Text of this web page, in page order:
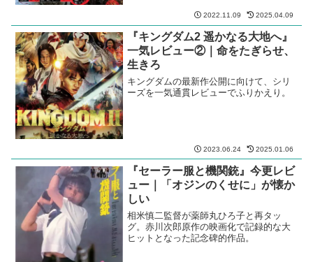
2022.11.09 2025.04.09
『キングダム2 遥かなる大地へ』
一気レビュー②｜命をたぎらせ、
生きろ
キングダムの最新作公開に向けて、シリ
ーズを一気通貫レビューでふりかえり。
2023.06.24 2025.01.06
『セーラー服と機関銃』今更レビ
ュー｜「オジンのくせに」が懐か
しい
相米慎二監督が薬師丸ひろ子と再タッ
グ。赤川次郎原作の映画化で記録的な大
ヒットとなった記念碑的作品。